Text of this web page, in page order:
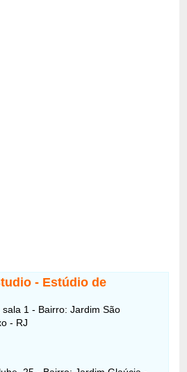
- Estúdio de
1 - Bairro: Jardim São
- RJ